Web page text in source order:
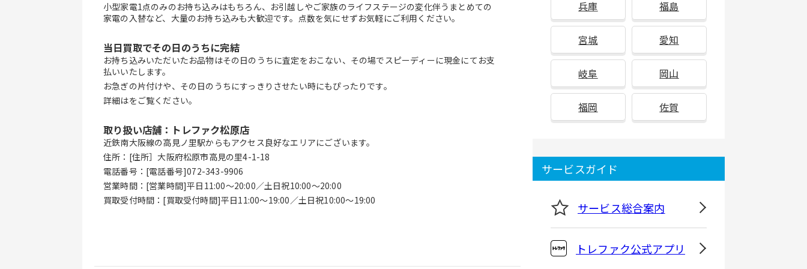
小型家電1点のみのお持ち込みはもちろん、お引越しやご家族のライフステージの変化伴うまとめての
家電の入替など、大量のお持ち込みも大歓迎です。点数を気にせずお気軽にご利用ください。
当日買取でその日のうちに完結
お持ち込みいただいたお品物はその日のうちに査定をおこない、その場でスピーディーに現金にてお支
払いいたします。
お急ぎの片付けや、その日のうちにすっきりさせたい時にもぴったりです。
詳細はをご覧ください。
取り扱い店舗：トレファク松原店
近鉄南大阪線の高見ノ里駅からもアクセス良好なエリアにございます。
住所：[住所］大阪府松原市高見の里4-1-18
電話番号：[電話番号]072-343-9906
営業時間：[営業時間]平日11:00～20:00／土日祝10:00～20:00
買取受付時間：[買取受付時間]平日11:00～19:00／土日祝10:00～19:00
兵庫 福島
宮城 愛知
岐阜 岡山
福岡 佐賀
サービスガイド
サービス総合案内
トレファク公式アプリ